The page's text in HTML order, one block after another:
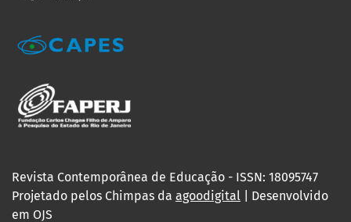
Revista Contemporânea de Educação - ISSN: 18095747
Projetado pelos Chimpas da agoodigital | Desenvolvido
em OJS